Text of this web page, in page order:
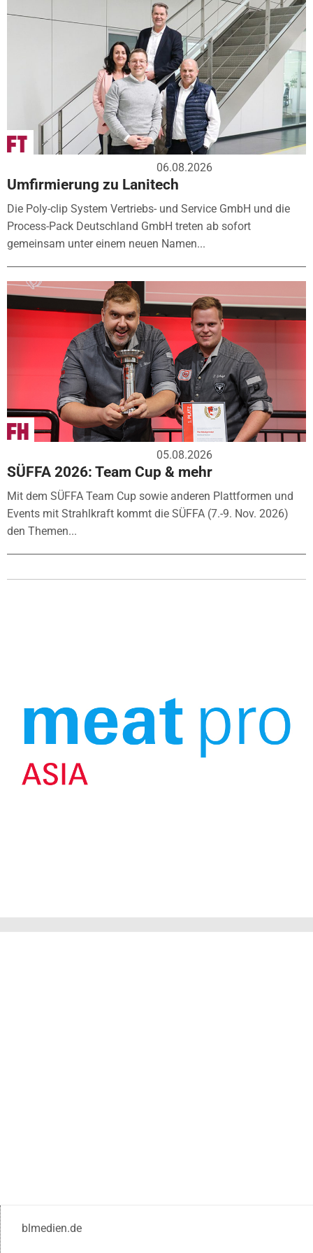
06.08.2026
Umfirmierung zu Lanitech
Die Poly-clip System Vertriebs- und Service GmbH und die
Process-Pack Deutschland GmbH treten ab sofort
gemeinsam unter einem neuen Namen...
05.08.2026
SÜFFA 2026: Team Cup & mehr
Mit dem SÜFFA Team Cup sowie anderen Plattformen und
Events mit Strahlkraft kommt die SÜFFA (7.-9. Nov. 2026)
den Themen...
blmedien.de